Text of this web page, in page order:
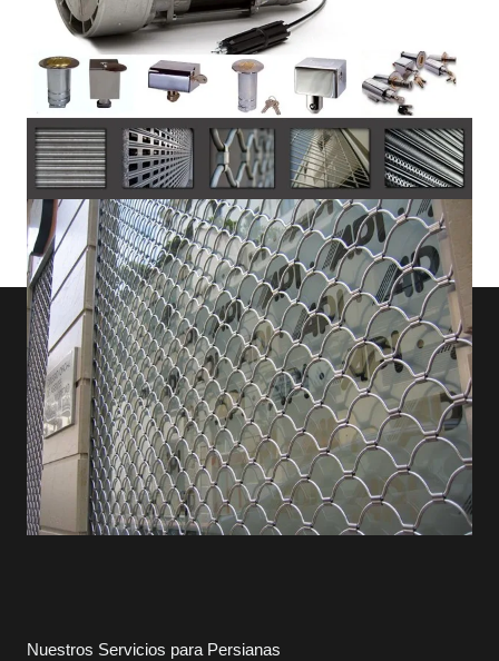
Nuestros Servicios para Persianas